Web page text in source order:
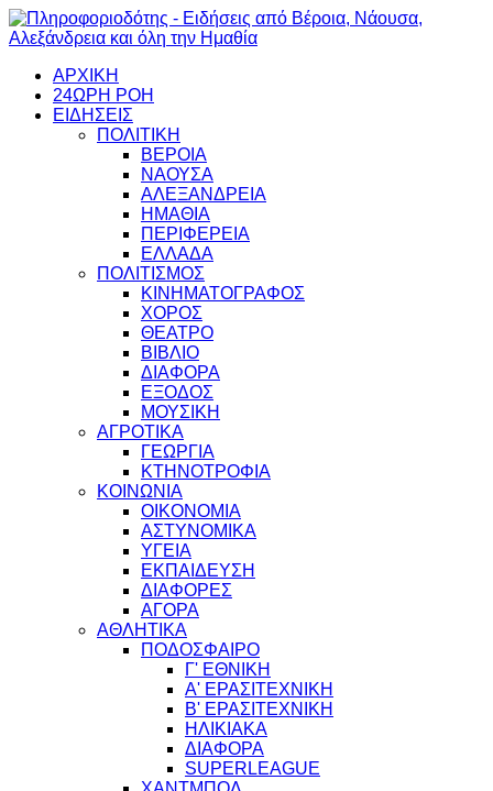
ΑΡΧΙΚΗ
24ΩΡΗ ΡΟΗ
ΕΙΔΗΣΕΙΣ
ΠΟΛΙΤΙΚΗ
ΒΕΡΟΙΑ
ΝΑΟΥΣΑ
ΑΛΕΞΑΝΔΡΕΙΑ
ΗΜΑΘΙΑ
ΠΕΡΙΦΕΡΕΙΑ
ΕΛΛΑΔΑ
ΠΟΛΙΤΙΣΜΟΣ
ΚΙΝΗΜΑΤΟΓΡΑΦΟΣ
ΧΟΡΟΣ
ΘΕΑΤΡΟ
ΒΙΒΛΙΟ
ΔΙΑΦΟΡΑ
ΕΞΟΔΟΣ
ΜΟΥΣΙΚΗ
ΑΓΡΟΤΙΚΑ
ΓΕΩΡΓΙΑ
ΚΤΗΝΟΤΡΟΦΙΑ
ΚΟΙΝΩΝΙΑ
ΟΙΚΟΝΟΜΙΑ
ΑΣΤΥΝΟΜΙΚΑ
ΥΓΕΙΑ
ΕΚΠΑΙΔΕΥΣΗ
ΔΙΑΦΟΡΕΣ
ΑΓΟΡΑ
ΑΘΛΗΤΙΚΑ
ΠΟΔΟΣΦΑΙΡΟ
Γ' ΕΘΝΙΚΗ
Α' ΕΡΑΣΙΤΕΧΝΙΚΗ
Β' ΕΡΑΣΙΤΕΧΝΙΚΗ
ΗΛΙΚΙΑΚΑ
ΔΙΑΦΟΡΑ
SUPERLEAGUE